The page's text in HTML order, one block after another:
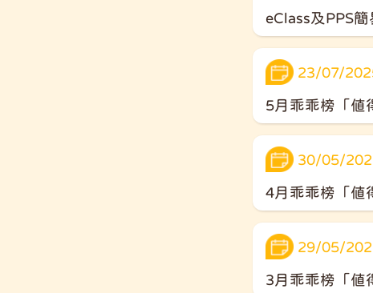
eClass及PPS簡
23/07/
5月乖乖榜「值
30/05/
4月乖乖榜「值
29/05/
3月乖乖榜「值